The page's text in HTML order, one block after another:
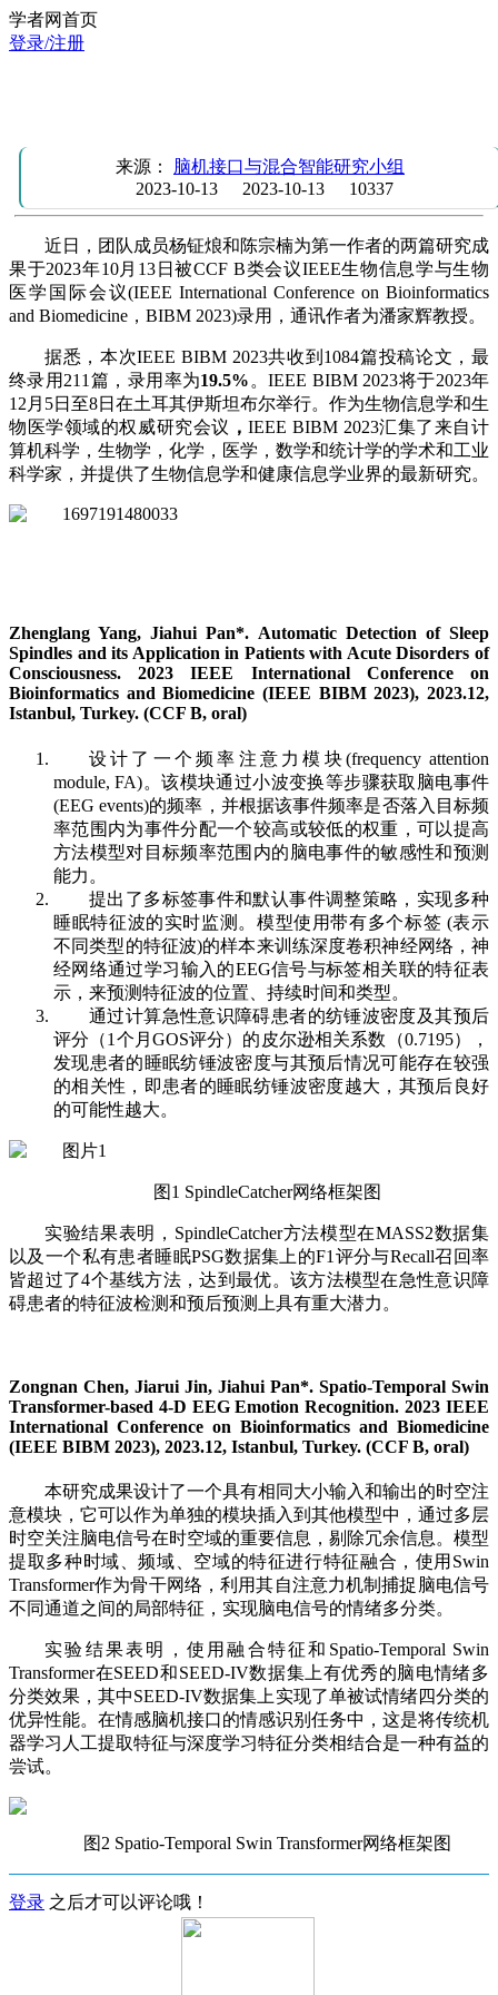
学者网首页
登录/注册
来源： 脑机接口与混合智能研究小组
2023-10-13
2023-10-13 10337
近日，团队成员杨钲烺和陈宗楠为第一作者的两篇研究成
果于2023年10月13日被CCF B类会议IEEE生物信息学与生物
医学国际会议(IEEE International Conference on Bioinformatics
and Biomedicine，BIBM 2023)录用，通讯作者为潘家辉教授。
据悉，本次IEEE BIBM 2023共收到1084篇投稿论文，最
终录用211篇，录用率为19.5% 。IEEE BIBM 2023将于2023年
12月5日至8日在土耳其伊斯坦布尔举行。作为生物信息学和生
物医学领域的权威研究会议 ，IEEE BIBM 2023汇集了来自计
算机科学，生物学，化学，医学，数学和统计学的学术和工业
科学家，并提供了生物信息学和健康信息学业界的最新研究。
Zhenglang Yang, Jiahui Pan*. Automatic Detection of Sleep
Spindles and its Application in Patients with Acute Disorders of
Consciousness. 2023 IEEE International Conference on
Bioinformatics and Biomedicine (IEEE BIBM 2023), 2023.12,
Istanbul, Turkey. (CCF B, oral)
设计了一个频率注意力模块(frequency attention
module, FA)。该模块通过小波变换等步骤获取脑电事件
(EEG events)的频率，并根据该事件频率是否落入目标频
率范围内为事件分配一个较高或较低的权重，可以提高
方法模型对目标频率范围内的脑电事件的敏感性和预测
能力。
提出了多标签事件和默认事件调整策略，实现多种
睡眠特征波的实时监测。模型使用带有多个标签 (表示
不同类型的特征波)的样本来训练深度卷积神经网络，神
经网络通过学习输入的EEG信号与标签相关联的特征表
示，来预测特征波的位置、持续时间和类型。
通过计算急性意识障碍患者的纺锤波密度及其预后
评分（1个月GOS评分）的皮尔逊相关系数（0.7195），
发现患者的睡眠纺锤波密度与其预后情况可能存在较强
的相关性，即患者的睡眠纺锤波密度越大，其预后良好
的可能性越大。
图1 SpindleCatcher网络框架图
实验结果表明，SpindleCatcher方法模型在MASS2数据集
以及一个私有患者睡眠PSG数据集上的F1评分与Recall召回率
皆超过了4个基线方法，达到最优。该方法模型在急性意识障
碍患者的特征波检测和预后预测上具有重大潜力。
Zongnan Chen, Jiarui Jin, Jiahui Pan*. Spatio-Temporal Swin
Transformer-based 4-D EEG Emotion Recognition. 2023 IEEE
International Conference on Bioinformatics and Biomedicine
(IEEE BIBM 2023), 2023.12, Istanbul, Turkey. (CCF B, oral)
本研究成果设计了一个具有相同大小输入和输出的时空注
意模块，它可以作为单独的模块插入到其他模型中，通过多层
时空关注脑电信号在时空域的重要信息，剔除冗余信息。模型
提取多种时域、频域、空域的特征进行特征融合，使用Swin
Transformer作为骨干网络，利用其自注意力机制捕捉脑电信号
不同通道之间的局部特征，实现脑电信号的情绪多分类。
实验结果表明，使用融合特征和Spatio-Temporal Swin
Transformer在SEED和SEED-IV数据集上有优秀的脑电情绪多
分类效果，其中SEED-IV数据集上实现了单被试情绪四分类的
优异性能。在情感脑机接口的情感识别任务中，这是将传统机
器学习人工提取特征与深度学习特征分类相结合是一种有益的
尝试。
图2 Spatio-Temporal Swin Transformer网络框架图
登录 之后才可以评论哦！